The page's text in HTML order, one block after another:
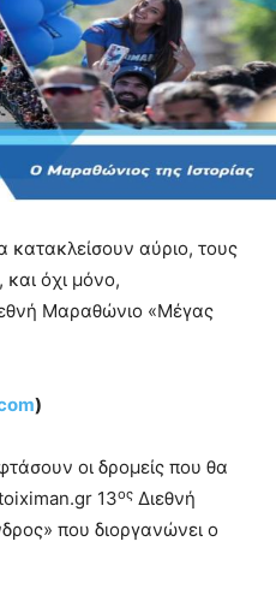
κατακλείσουν αύριο, τους
όχι μόνο,
Μαραθώνιο «Μέγας
)
οι δρομείς που θα
13ος Διεθνή
που διοργανώνει ο